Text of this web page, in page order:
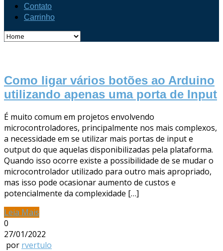
Contato
Carrinho
Como ligar vários botões ao Arduino
utilizando apenas uma porta de Input
É muito comum em projetos envolvendo
microcontroladores, principalmente nos mais complexos,
a necessidade em se utilizar mais portas de input e
output do que aquelas disponibilizadas pela plataforma.
Quando isso ocorre existe a possibilidade de se mudar o
microcontrolador utilizado para outro mais apropriado,
mas isso pode ocasionar aumento de custos e
potencialmente da complexidade […]
Leia Mais
0
27/01/2022
por rvertulo